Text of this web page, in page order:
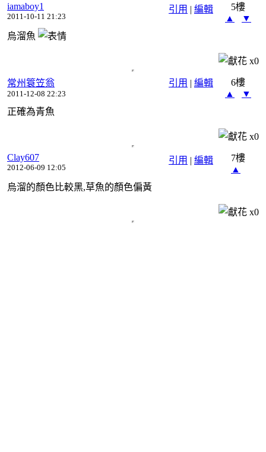
引用 | 編輯
iamaboy1
2011-10-11 21:23
5樓
▲
▼
烏溜魚
x0
引用 | 編輯
常州簑笠翁
2011-12-08 22:23
6樓
▲
▼
正確為青魚
x0
引用 | 編輯
Clay607
2012-06-09 12:05
7樓
▲
烏溜的顏色比較黑,草魚的顏色偏黃
x0